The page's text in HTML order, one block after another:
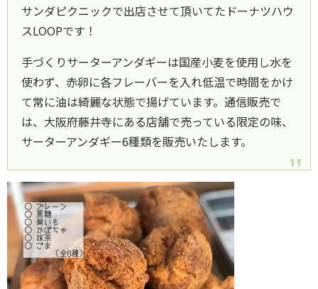
サンダピクニックで出店させて頂いてたドーナツハウ
スLOOPです！
手づくりサーターアンダギーは国産小麦を使用し水を
使わず、赤卵に各フレーバーを入れ低温で時間をかけ
て常に油は綺麗な状態で揚げています。通信販売で
は、大阪府藤井寺にある店舗で売っている限定の味、
サーターアンダギー6種類を販売いたします。